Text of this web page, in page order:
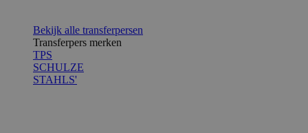
Bekijk alle transferpersen
Transferpers merken
TPS
SCHULZE
STAHLS'